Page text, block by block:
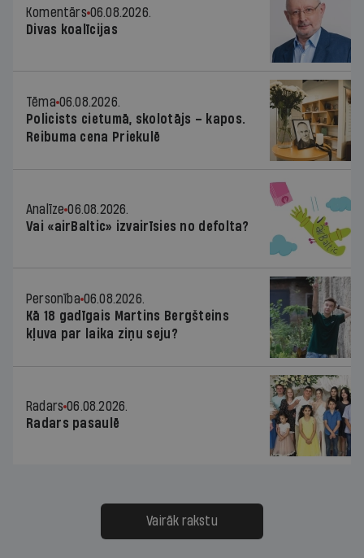
Komentārs 06.08.2026.
Divas koalīcijas
Tēma 06.08.2026.
Policists cietumā, skolotājs – kapos.
Reibuma cena Priekulē
Analīze 06.08.2026.
Vai «airBaltic» izvairīsies no defolta?
Personība 06.08.2026.
Kā 18 gadīgais Martins Bergšteins
kļuva par laika ziņu seju?
Radars 06.08.2026.
Radars pasaulē
Vairāk rakstu